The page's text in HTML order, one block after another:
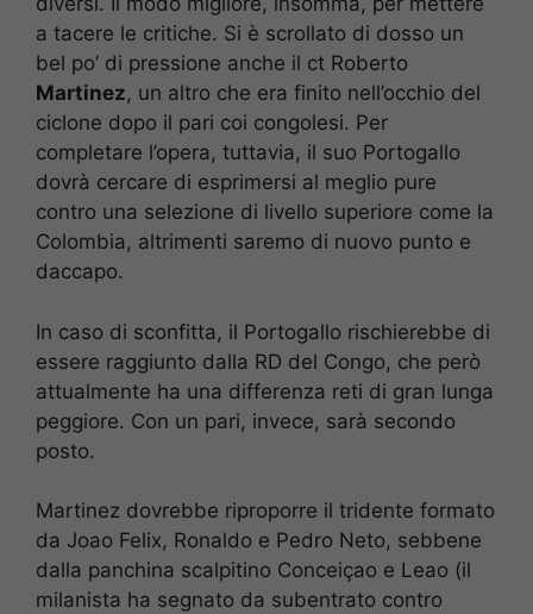
a tacere le critiche. Si è scrollato di dosso un
bel po’ di pressione anche il ct Roberto
Martinez, un altro che era finito nell’occhio del
ciclone dopo il pari coi congolesi. Per
completare l’opera, tuttavia, il suo Portogallo
dovrà cercare di esprimersi al meglio pure
contro una selezione di livello superiore come la
Colombia, altrimenti saremo di nuovo punto e
daccapo.
In caso di sconfitta, il Portogallo rischierebbe di
essere raggiunto dalla RD del Congo, che però
attualmente ha una differenza reti di gran lunga
peggiore. Con un pari, invece, sarà secondo
posto.
Martinez dovrebbe riproporre il tridente formato
da Joao Felix, Ronaldo e Pedro Neto, sebbene
dalla panchina scalpitino Conceiçao e Leao (il
milanista ha segnato da subentrato contro